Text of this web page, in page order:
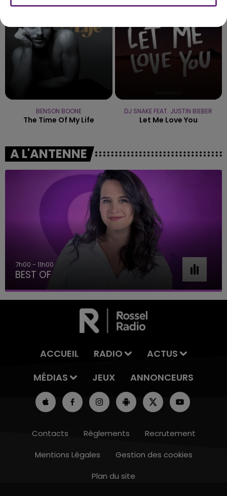
16h00 - 20h00
8h47
8h47
BENSON BOONE
The Time Of My Life
8h44
8h44
DJ SNAKE FEAT. JUSTIN BIEBER
Let Me Love You
A L'ANTENNE
7h00 - 11h00
BEST OF
ACCUEIL RADIO
ACTUS
MÉDIAS
JEUX ANNONCEURS
Contacts Règlements
Recrutement
Mentions Légales
Gestion des cookies
Plan du site